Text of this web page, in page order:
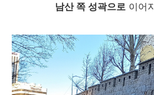
남산 쪽 성곽으로 이어